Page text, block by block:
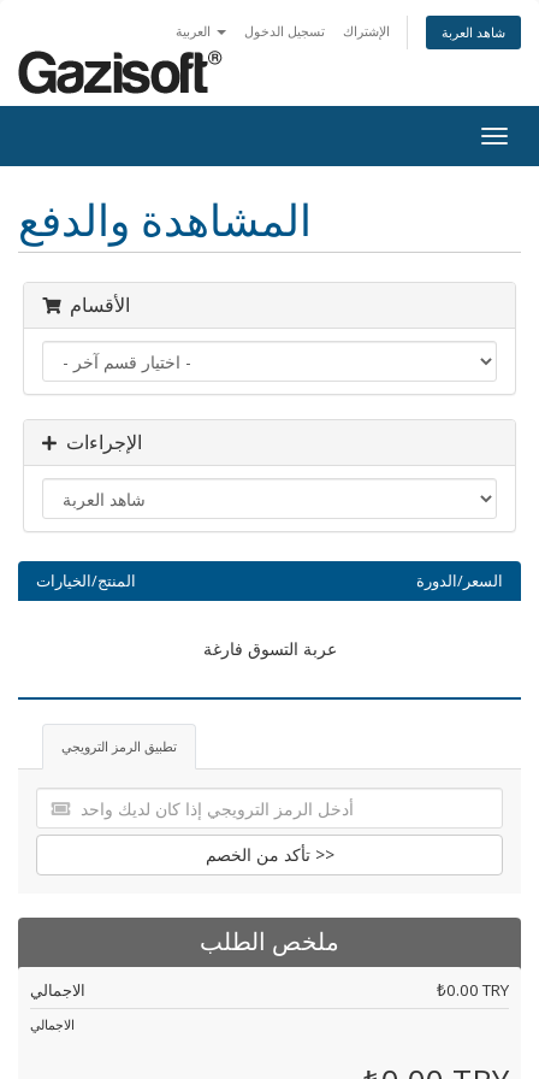
تسجيل الدخول الإشتراك شاهد العربة
المشاهدة والدفع
الأقسام
الإجراءات
المنتج/الخيارات السعر/الدورة
عربة التسوق فارغة
تطبيق الرمز الترويجي
تأكد من الخصم >>
ملخص الطلب
الاجمالي ₺0.00 TRY
الاجمالي